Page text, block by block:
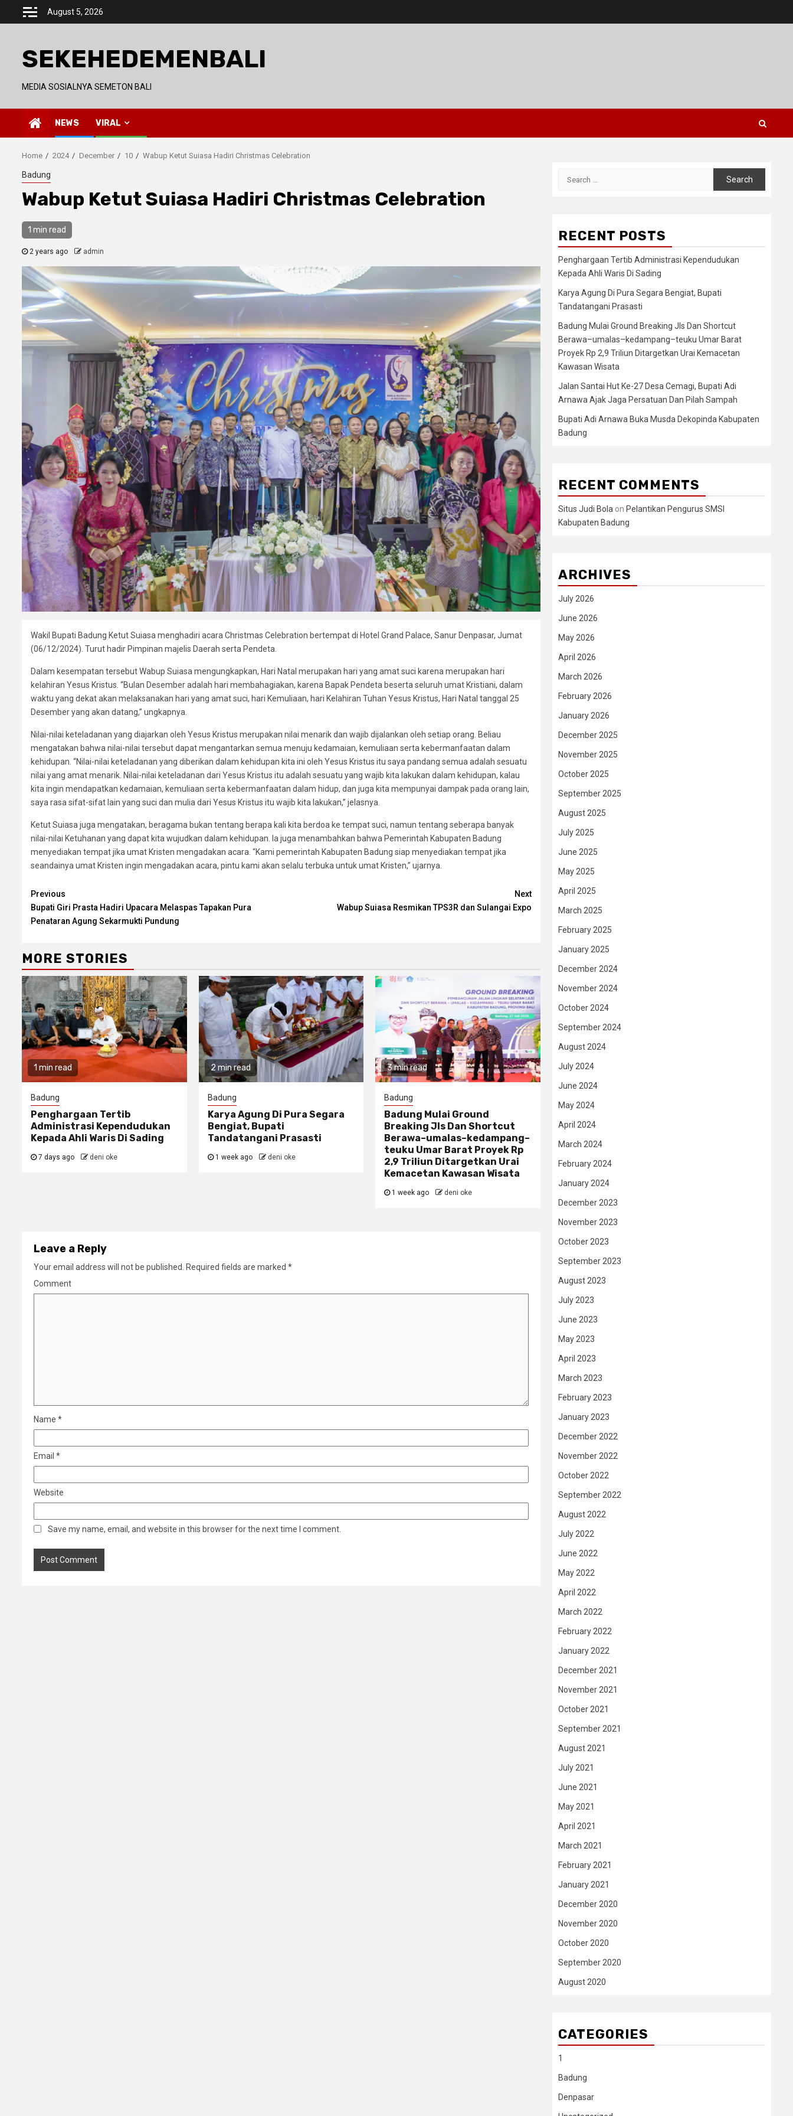
August 5, 2026
SEKEHEDEMENBALI
MEDIA SOSIALNYA SEMETON BALI
NEWS VIRAL
Home 2024 December 10 Wabup Ketut Suiasa Hadiri Christmas Celebration
Badung
Wabup Ketut Suiasa Hadiri Christmas Celebration
1 min read
2 years ago admin
Wakil Bupati Badung Ketut Suiasa menghadiri acara Christmas Celebration bertempat di Hotel Grand Palace, Sanur Denpasar, Jumat
(06/12/2024). Turut hadir Pimpinan majelis Daerah serta Pendeta.
Dalam kesempatan tersebut Wabup Suiasa mengungkapkan, Hari Natal merupakan hari yang amat suci karena merupakan hari
kelahiran Yesus Kristus. “Bulan Desember adalah hari membahagiakan, karena Bapak Pendeta beserta seluruh umat Kristiani, dalam
waktu yang dekat akan melaksanakan hari yang amat suci, hari Kemuliaan, hari Kelahiran Tuhan Yesus Kristus, Hari Natal tanggal 25
Desember yang akan datang,” ungkapnya.
Nilai-nilai keteladanan yang diajarkan oleh Yesus Kristus merupakan nilai menarik dan wajib dijalankan oleh setiap orang. Beliau
mengatakan bahwa nilai-nilai tersebut dapat mengantarkan semua menuju kedamaian, kemuliaan serta kebermanfaatan dalam
kehidupan. “Nilai-nilai keteladanan yang diberikan dalam kehidupan kita ini oleh Yesus Kristus itu saya pandang semua adalah sesuatu
nilai yang amat menarik. Nilai-nilai keteladanan dari Yesus Kristus itu adalah sesuatu yang wajib kita lakukan dalam kehidupan, kalau
kita ingin mendapatkan kedamaian, kemuliaan serta kebermanfaatan dalam hidup, dan juga kita mempunyai dampak pada orang lain,
saya rasa sifat-sifat lain yang suci dan mulia dari Yesus Kristus itu wajib kita lakukan,” jelasnya.
Ketut Suiasa juga mengatakan, beragama bukan tentang berapa kali kita berdoa ke tempat suci, namun tentang seberapa banyak
nilai-nilai Ketuhanan yang dapat kita wujudkan dalam kehidupan. Ia juga menambahkan bahwa Pemerintah Kabupaten Badung
menyediakan tempat jika umat Kristen mengadakan acara. “Kami pemerintah Kabupaten Badung siap menyediakan tempat jika
seandainya umat Kristen ingin mengadakan acara, pintu kami akan selalu terbuka untuk umat Kristen,” ujarnya.
Continue
Reading
Previous
Bupati Giri Prasta Hadiri Upacara Melaspas Tapakan Pura
Penataran Agung Sekarmukti Pundung
Next
Wabup Suiasa Resmikan TPS3R dan Sulangai Expo
MORE STORIES
1 min read
Badung
Penghargaan Tertib
Administrasi Kependudukan
Kepada Ahli Waris Di Sading
7 days ago deni oke
2 min read
Badung
Karya Agung Di Pura Segara
Bengiat, Bupati
Tandatangani Prasasti
1 week ago deni oke
3 min read
Badung
Badung Mulai Ground
Breaking Jls Dan Shortcut
Berawa–umalas–kedampang–
teuku Umar Barat Proyek Rp
2,9 Triliun Ditargetkan Urai
Kemacetan Kawasan Wisata
1 week ago deni oke
Leave a Reply
Your email address will not be published. Required fields are marked *
Comment
Name *
Email *
Website
Save my name, email, and website in this browser for the next time I comment.
RECENT POSTS
Penghargaan Tertib Administrasi Kependudukan
Kepada Ahli Waris Di Sading
Karya Agung Di Pura Segara Bengiat, Bupati
Tandatangani Prasasti
Badung Mulai Ground Breaking Jls Dan Shortcut
Berawa–umalas–kedampang–teuku Umar Barat
Proyek Rp 2,9 Triliun Ditargetkan Urai Kemacetan
Kawasan Wisata
Jalan Santai Hut Ke-27 Desa Cemagi, Bupati Adi
Arnawa Ajak Jaga Persatuan Dan Pilah Sampah
Bupati Adi Arnawa Buka Musda Dekopinda Kabupaten
Badung
RECENT COMMENTS
Situs Judi Bola on Pelantikan Pengurus SMSI
Kabupaten Badung
ARCHIVES
July 2026
June 2026
May 2026
April 2026
March 2026
February 2026
January 2026
December 2025
November 2025
October 2025
September 2025
August 2025
July 2025
June 2025
May 2025
April 2025
March 2025
February 2025
January 2025
December 2024
November 2024
October 2024
September 2024
August 2024
July 2024
June 2024
May 2024
April 2024
March 2024
February 2024
January 2024
December 2023
November 2023
October 2023
September 2023
August 2023
July 2023
June 2023
May 2023
April 2023
March 2023
February 2023
January 2023
December 2022
November 2022
October 2022
September 2022
August 2022
July 2022
June 2022
May 2022
April 2022
March 2022
February 2022
January 2022
December 2021
November 2021
October 2021
September 2021
August 2021
July 2021
June 2021
May 2021
April 2021
March 2021
February 2021
January 2021
December 2020
November 2020
October 2020
September 2020
August 2020
CATEGORIES
1
Badung
Denpasar